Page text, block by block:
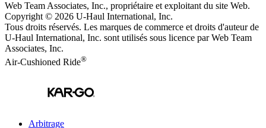
Web Team Associates, Inc., propriétaire et exploitant du site Web.
Copyright © 2026 U-Haul International, Inc.
Tous droits réservés. Les marques de commerce et droits d'auteur de
U-Haul International, Inc. sont utilisés sous licence par Web Team
Associates, Inc.
Air-Cushioned Ride®
Arbitrage